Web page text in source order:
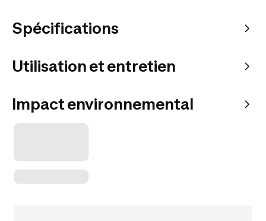
Spécifications
Utilisation et entretien
Impact environnemental